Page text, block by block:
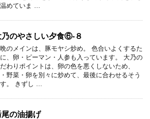
めていま …
乃のやさしい夕食⑥-８
のメインは、豚モヤシ炒め。 色合いよくするた
、卵・ピーマン・人参も入っています。 大乃の
だわりポイントは、卵の色を悪くしないため、
野菜・卵を別々に炒めて、最後に合わせるそう
。 きずし …
尾の油揚げ